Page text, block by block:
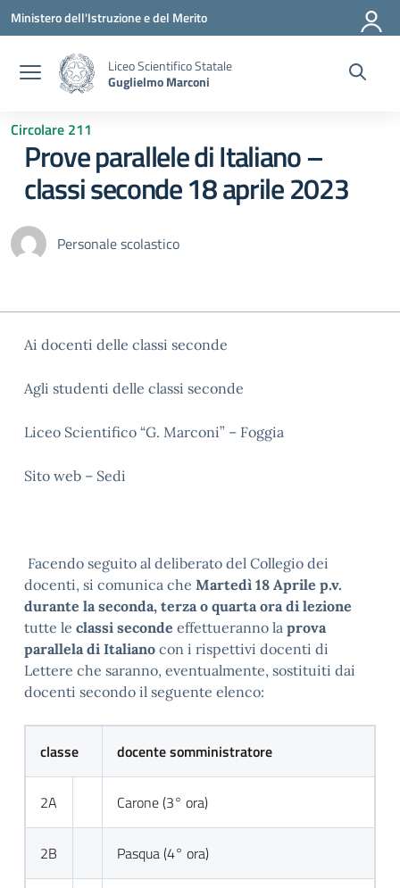
Vai ai contenuti
Vai al menu di navigazione
Vai al footer
Ministero dell'Istruzione e del Merito
Liceo Scientifico Statale
Guglielmo Marconi
Circolare 211
Prove parallele di Italiano –
classi seconde 18 aprile 2023
Personale scolastico
Ai docenti delle classi seconde
Agli studenti delle classi seconde
Liceo Scientifico “G. Marconi” – Foggia
Sito web – Sedi
Facendo seguito al deliberato del Collegio dei
docenti, si comunica che Martedì 18 Aprile p.v.
durante la seconda, terza o quarta ora di lezione
tutte le classi seconde effettueranno la prova
parallela di Italiano con i rispettivi docenti di
Lettere che saranno, eventualmente, sostituiti dai
docenti secondo il seguente elenco:
classe docente somministratore
2A Carone (3° ora)
2B Pasqua (4° ora)